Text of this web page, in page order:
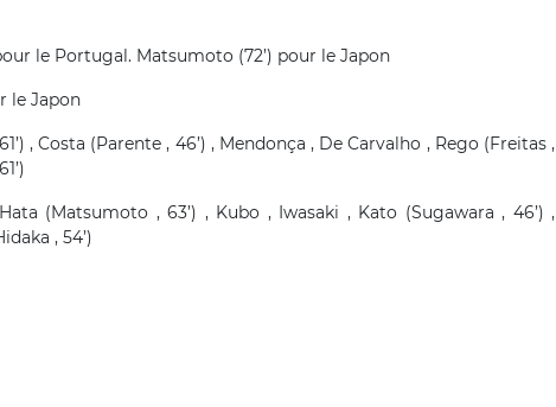
le Portugal. Matsumoto (72’) pour le Japon
le Japon
, Costa (Parente , 46’) , Mendonça , De Carvalho , Rego (Freitas ,
(Matsumoto , 63’) , Kubo , Iwasaki , Kato (Sugawara , 46’) ,
, 54’)